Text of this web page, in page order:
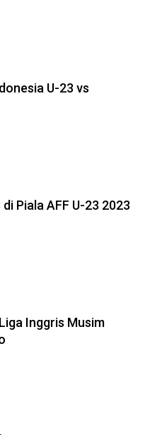
U-23 vs
Piala AFF U-23 2023
Inggris Musim